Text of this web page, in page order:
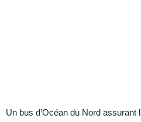
Un bus d’Océan du Nord